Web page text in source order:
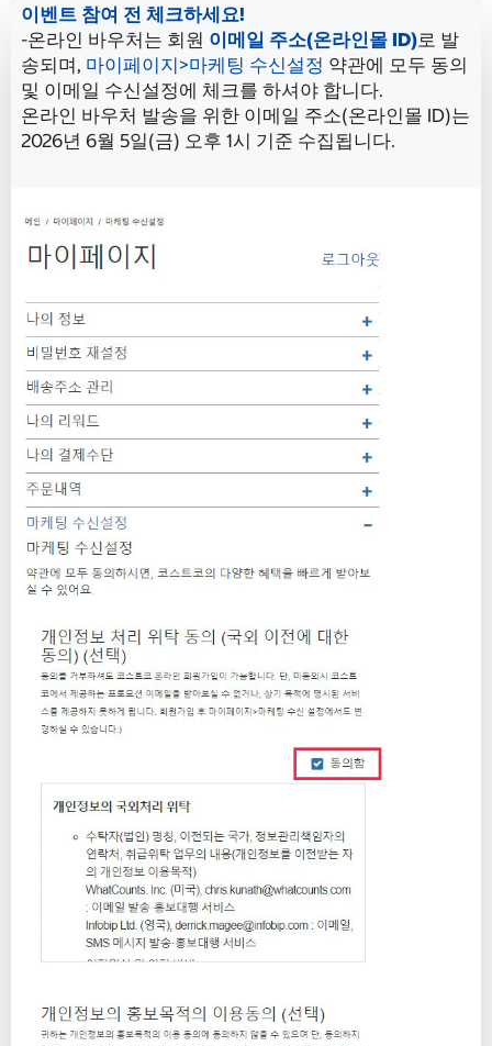
이벤트 참여 전 체크하세요!
-온라인 바우처는 회원 이메일 주소(온라인몰 ID)로 발
송되며, 마이페이지>마케팅 수신설정 약관에 모두 동의
및 이메일 수신설정에 체크를 하셔야 합니다.
온라인 바우처 발송을 위한 이메일 주소(온라인몰 ID)는
2026년 6월 5일(금) 오후 1시 기준 수집됩니다.